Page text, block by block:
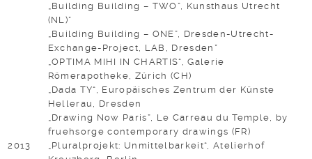
„Building Building – TWO”, Kunsthaus Utrecht
(NL)*
„Building Building – ONE”, Dresden-Utrecht-
Exchange-Project, LAB, Dresden*
„OPTIMA MIHI IN CHARTIS“, Galerie
Römerapotheke, Zürich (CH)
„Dada TY“, Europäisches Zentrum der Künste
Hellerau, Dresden
„Drawing Now Paris”, Le Carreau du Temple, by
fruehsorge contemporary drawings (FR)
2013
„Pluralprojekt: Unmittelbarkeit“, Atelierhof